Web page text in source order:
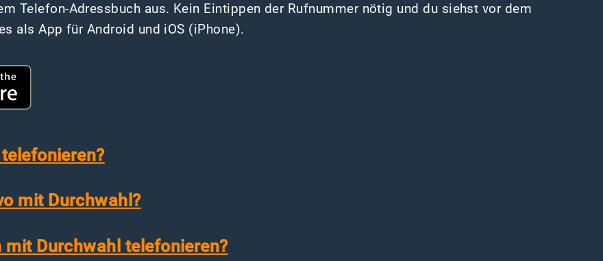
Telefon-Adressbuch aus. Kein Eintippen der Rufnummer nötig und du siehst vor dem
als App für Android und iOS (iPhone).
mit Durchwahl?
Durchwahl telefonieren?